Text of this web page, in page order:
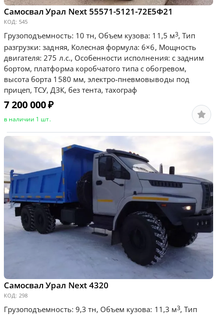
Самосвал Урал Next 55571-5121-72Е5Ф21
КОД: 545
Грузоподъемность: 10 тн, Объем кузова: 11,5 м3, Тип
разгрузки: задняя, Колесная формула: 6×6, Мощность
двигателя: 275 л.с., Особенности исполнения: с задним
бортом, платформа коробчатого типа с обогревом,
высота борта 1580 мм, электро-пневмовыводы под
прицеп, ТСУ, ДЗК, без тента, тахограф
7 200 000₽
в наличии 1 шт.
Самосвал Урал Next 4320
КОД: 298
Грузоподъемность: 9,3 тн, Объем кузова: 11,3 м3, Тип